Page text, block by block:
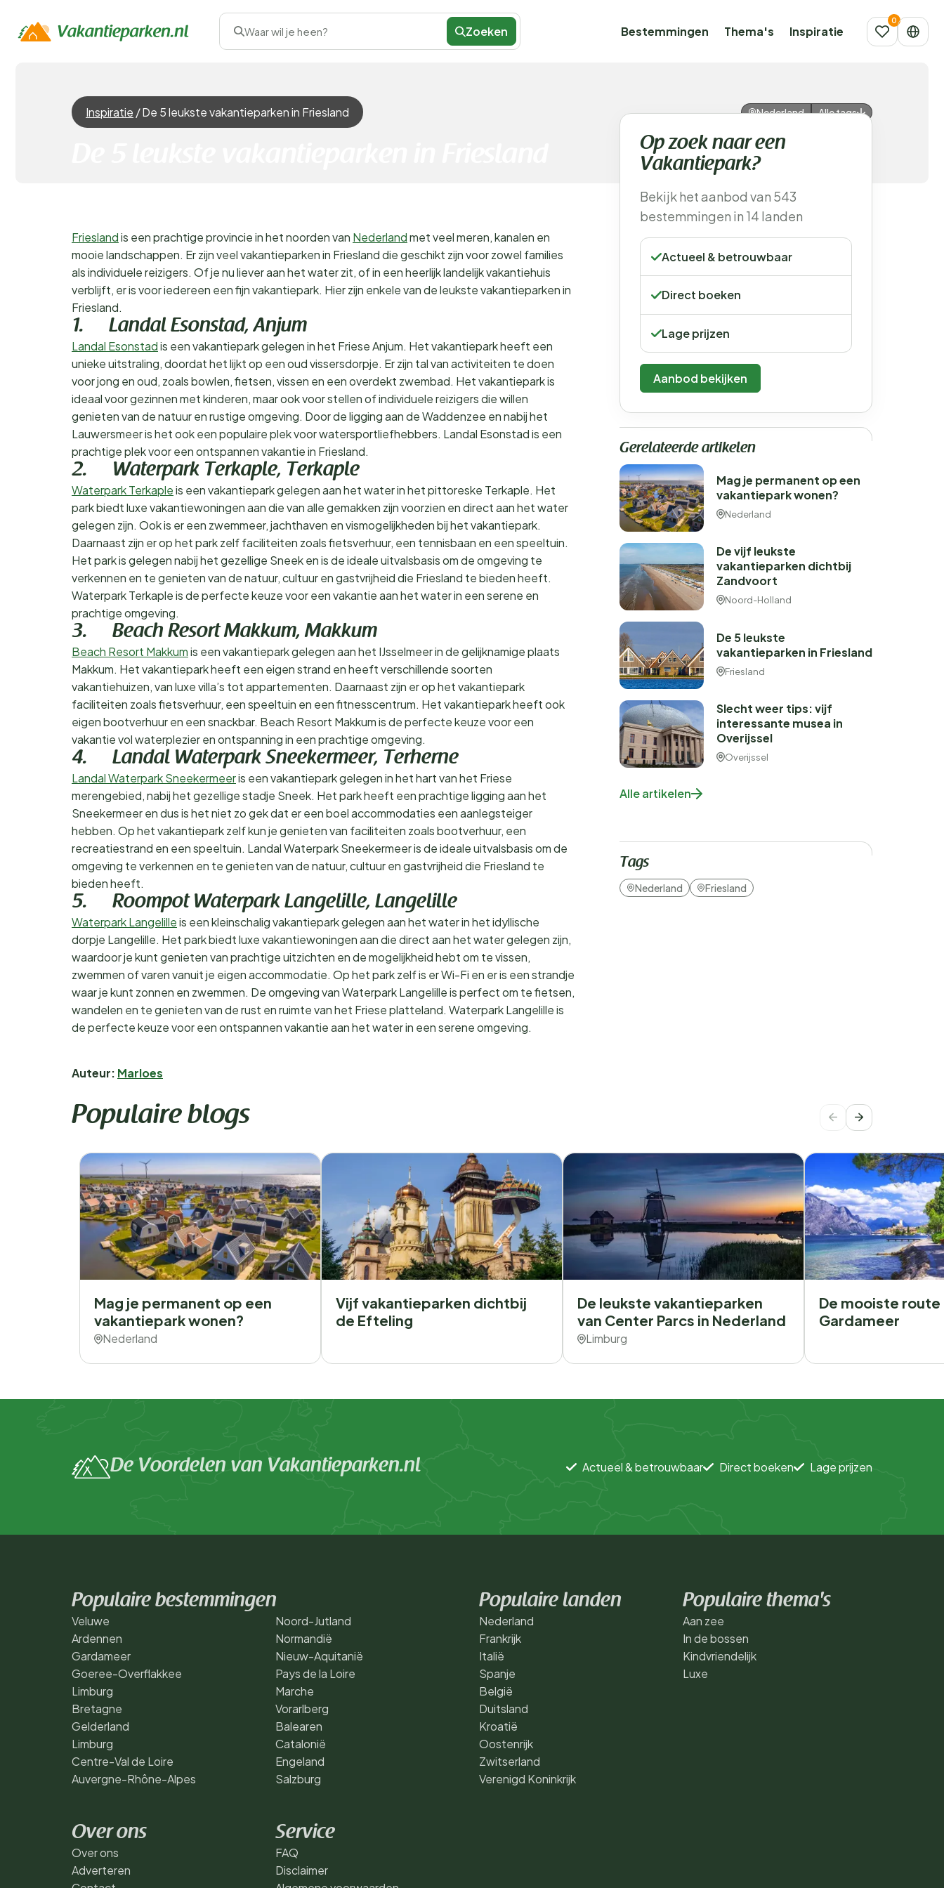
Waar wil je heen? Zoeken Bestemmingen Thema's Inspiratie
Inspiratie /De 5 leukste vakantieparken in Friesland Nederland Alle tags
Frieslandis een prachtige provincie in het noorden van Nederlandmet veel meren, kanalen en
mooie landschappen. Er zijn veel vakantieparken in Friesland die geschikt zijn voor zowel families
als individuele reizigers. Of je nu liever aan het water zit, of in een heerlijk landelijk vakantiehuis
verblijft, er is voor iedereen een fijn vakantiepark. Hier zijn enkele van de leukste vakantieparken in
Friesland.
1. Landal Esonstad, Anjum
Landal Esonstadis een vakantiepark gelegen in het Friese Anjum. Het vakantiepark heeft een
unieke uitstraling, doordat het lijkt op een oud vissersdorpje. Er zijn tal van activiteiten te doen
voor jong en oud, zoals bowlen, fietsen, vissen en een overdekt zwembad. Het vakantiepark is
ideaal voor gezinnen met kinderen, maar ook voor stellen of individuele reizigers die willen
genieten van de natuur en rustige omgeving. Door de ligging aan de Waddenzee en nabij het
Lauwersmeer is het ook een populaire plek voor watersportliefhebbers. Landal Esonstad is een
prachtige plek voor een ontspannen vakantie in Friesland.
2. Waterpark Terkaple, Terkaple
Waterpark Terkapleis een vakantiepark gelegen aan het water in het pittoreske Terkaple. Het
park biedt luxe vakantiewoningen aan die van alle gemakken zijn voorzien en direct aan het water
gelegen zijn. Ook is er een zwemmeer, jachthaven en vismogelijkheden bij het vakantiepark.
Daarnaast zijn er op het park zelf faciliteiten zoals fietsverhuur, een tennisbaan en een speeltuin.
Het park is gelegen nabij het gezellige Sneek en is de ideale uitvalsbasis om de omgeving te
verkennen en te genieten van de natuur, cultuur en gastvrijheid die Friesland te bieden heeft.
Waterpark Terkaple is de perfecte keuze voor een vakantie aan het water in een serene en
prachtige omgeving.
3. Beach Resort Makkum, Makkum
Beach Resort Makkumis een vakantiepark gelegen aan het IJsselmeer in de gelijknamige plaats
Makkum. Het vakantiepark heeft een eigen strand en heeft verschillende soorten
vakantiehuizen, van luxe villa’s tot appartementen. Daarnaast zijn er op het vakantiepark
faciliteiten zoals fietsverhuur, een speeltuin en een fitnesscentrum. Het vakantiepark heeft ook
eigen bootverhuur en een snackbar. Beach Resort Makkum is de perfecte keuze voor een
vakantie vol waterplezier en ontspanning in een prachtige omgeving.
4. Landal Waterpark Sneekermeer, Terherne
Landal Waterpark Sneekermeeris een vakantiepark gelegen in het hart van het Friese
merengebied, nabij het gezellige stadje Sneek. Het park heeft een prachtige ligging aan het
Sneekermeer en dus is het niet zo gek dat er een boel accommodaties een aanlegsteiger
hebben. Op het vakantiepark zelf kun je genieten van faciliteiten zoals bootverhuur, een
recreatiestrand en een speeltuin. Landal Waterpark Sneekermeer is de ideale uitvalsbasis om de
omgeving te verkennen en te genieten van de natuur, cultuur en gastvrijheid die Friesland te
bieden heeft.
5. Roompot Waterpark Langelille, Langelille
Waterpark Langelilleis een kleinschalig vakantiepark gelegen aan het water in het idyllische
dorpje Langelille. Het park biedt luxe vakantiewoningen aan die direct aan het water gelegen zijn,
waardoor je kunt genieten van prachtige uitzichten en de mogelijkheid hebt om te vissen,
zwemmen of varen vanuit je eigen accommodatie. Op het park zelf is er Wi-Fi en er is een strandje
waar je kunt zonnen en zwemmen. De omgeving van Waterpark Langelille is perfect om te fietsen,
wandelen en te genieten van de rust en ruimte van het Friese platteland. Waterpark Langelille is
de perfecte keuze voor een ontspannen vakantie aan het water in een serene omgeving.
Auteur: Marloes
Op zoek naar een
Vakantiepark?
Bekijk het aanbod van 543
bestemmingen in 14 landen
Actueel & betrouwbaar
Direct boeken
Lage prijzen
Aanbod bekijken
Gerelateerde artikelen
Mag je permanent op een
vakantiepark wonen?
Nederland
De vijf leukste
vakantieparken dichtbij
Zandvoort
Noord-Holland
De 5 leukste
vakantieparken in Friesland
Friesland
Slecht weer tips: vijf
interessante musea in
Overijssel
Overijssel
Alle artikelen
Tags
Nederland Friesland
Populaire blogs
Mag je permanent op een
vakantiepark wonen?
Nederland
Vijf vakantieparken dichtbij
de Efteling
De leukste vakantieparken
van Center Parcs in Nederland
Limburg
De mooiste route
Gardameer
De Voordelen van Vakantieparken.nl Actueel & betrouwbaar Direct boeken Lage prijzen
Populaire bestemmingen
Veluwe
Ardennen
Gardameer
Goeree-Overflakkee
Limburg
Bretagne
Gelderland
Limburg
Centre-Val de Loire
Auvergne-Rhône-Alpes
Noord-Jutland
Normandië
Nieuw-Aquitanië
Pays de la Loire
Marche
Vorarlberg
Balearen
Catalonië
Engeland
Salzburg
Populaire landen
Nederland
Frankrijk
Italië
Spanje
België
Duitsland
Kroatië
Oostenrijk
Zwitserland
Verenigd Koninkrijk
Populaire thema's
Aan zee
In de bossen
Kindvriendelijk
Luxe
Over ons
Over ons
Adverteren
Service
FAQ
Disclaimer